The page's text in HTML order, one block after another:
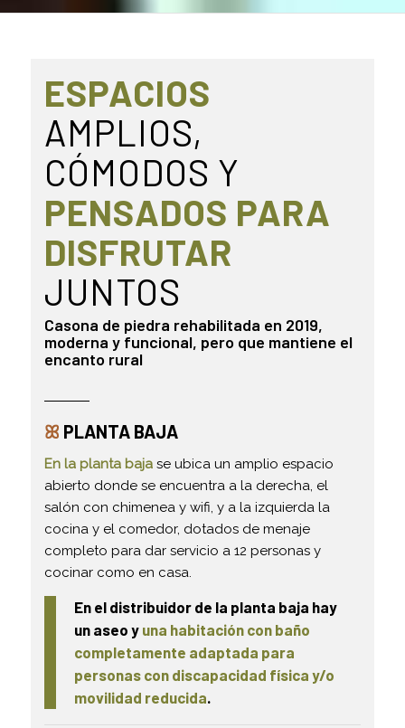
ESPACIOS
AMPLIOS,
CÓMODOS Y
PENSADOS PARA
DISFRUTAR
JUNTOS
Casona de piedra rehabilitada en 2019,
moderna y funcional, pero que mantiene el
encanto rural
ꕤ PLANTA BAJA
En la planta bajase ubica un amplio espacio
abierto donde se encuentra a la derecha, el
salón con chimenea y wifi, y a la izquierda la
cocina y el comedor, dotados de menaje
completo para dar servicio a 12 personas y
cocinar como en casa.
En el distribuidor de la planta baja hay
un aseo y una habitación con baño
completamente adaptada para
personas con discapacidad física y/o
movilidad reducida.